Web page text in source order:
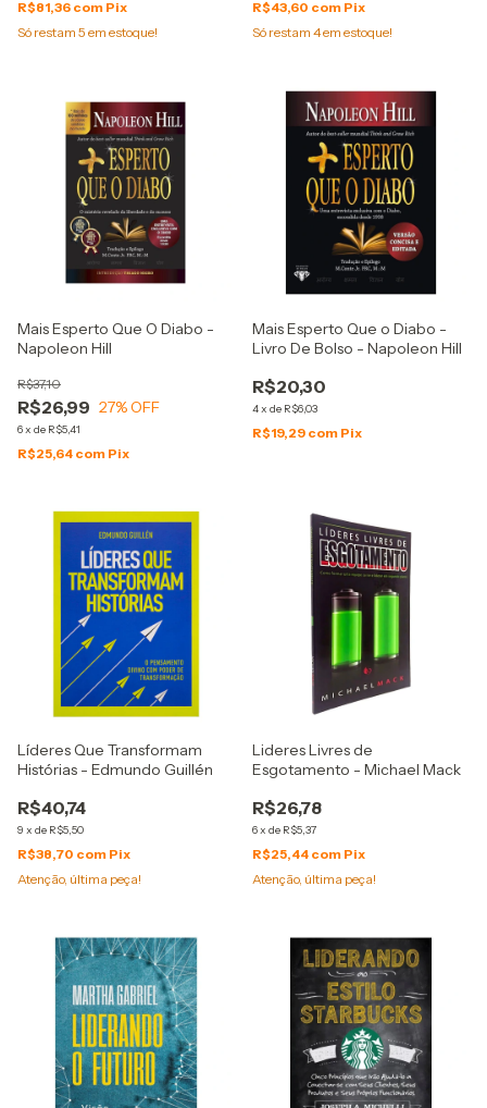
R$81,36 com Pix
Só restam 5 em estoque!
R$43,60 com Pix
Só restam 4em estoque!
Mais Esperto Que O Diabo -
Napoleon Hill
R$26,99
R$37,10
27% OFF
6x de R$5,41
R$25,64 com Pix
Mais Esperto Que o Diabo -
Livro De Bolso - Napoleon Hill
R$20,30
4x de R$6,03
R$19,29 com Pix
Líderes Que Transformam
Histórias - Edmundo Guillén
R$40,74
9 x de R$5,50
R$38,70 com Pix
Atenção, última peça!
Lideres Livres de
Esgotamento - Michael Mack
R$26,78
6x de R$5,37
R$25,44 com Pix
Atenção, última peça!